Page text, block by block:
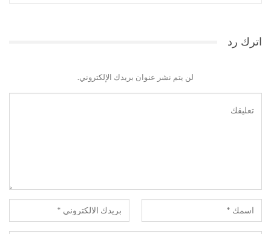
اترك رد
لن يتم نشر عنوان بريدك الإلكتروني.